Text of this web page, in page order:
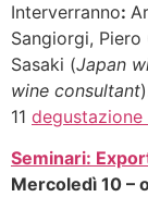
Interverranno:
Sangiorgi, Piero
Sasaki (Japan
wine consultant
11
Seminari:
Mercoledì 10 –